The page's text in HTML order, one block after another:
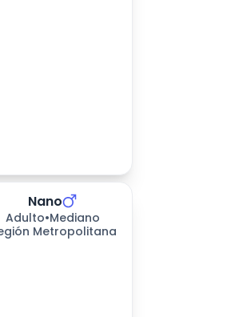
Nano
Adulto•Mediano
Metropolitana